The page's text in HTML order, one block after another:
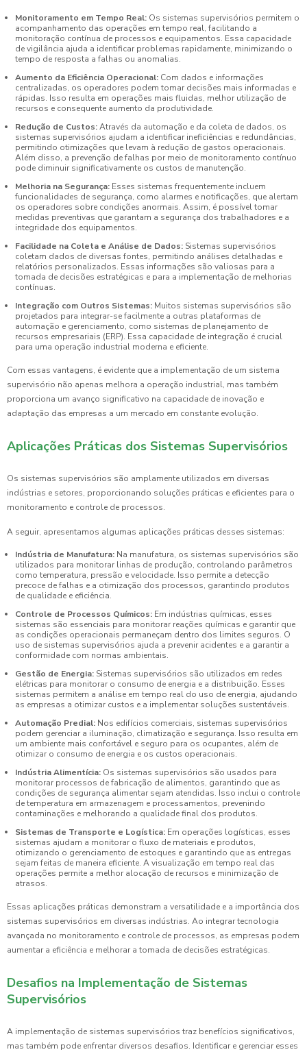
Monitoramento em Tempo Real: Os sistemas supervisórios permitem o
acompanhamento das operações em tempo real, facilitando a
monitoração contínua de processos e equipamentos. Essa capacidade
de vigilância ajuda a identificar problemas rapidamente, minimizando o
tempo de resposta a falhas ou anomalias.
Aumento da Eficiência Operacional: Com dados e informações
centralizadas, os operadores podem tomar decisões mais informadas e
rápidas. Isso resulta em operações mais fluidas, melhor utilização de
recursos e consequente aumento da produtividade.
Redução de Custos:Através da automação e da coleta de dados, os
sistemas supervisórios ajudam a identificar ineficiências e redundâncias,
permitindo otimizações que levam à redução de gastos operacionais.
Além disso, a prevenção de falhas por meio de monitoramento contínuo
pode diminuir significativamente os custos de manutenção.
Melhoria na Segurança: Esses sistemas frequentemente incluem
funcionalidades de segurança, como alarmes e notificações, que alertam
os operadores sobre condições anormais. Assim, é possível tomar
medidas preventivas que garantam a segurança dos trabalhadores e a
integridade dos equipamentos.
Facilidade na Coleta e Análise de Dados: Sistemas supervisórios
coletam dados de diversas fontes, permitindo análises detalhadas e
relatórios personalizados. Essas informações são valiosas para a
tomada de decisões estratégicas e para a implementação de melhorias
contínuas.
Integração com Outros Sistemas: Muitos sistemas supervisórios são
projetados para integrar-se facilmente a outras plataformas de
automação e gerenciamento, como sistemas de planejamento de
recursos empresariais (ERP). Essa capacidade de integração é crucial
para uma operação industrial moderna e eficiente.
Com essas vantagens, é evidente que a implementação de um sistema
supervisório não apenas melhora a operação industrial, mas também
proporciona um avanço significativo na capacidade de inovação e
adaptação das empresas a um mercado em constante evolução.
Aplicações Práticas dos Sistemas Supervisórios
Os sistemas supervisórios são amplamente utilizados em diversas
indústrias e setores, proporcionando soluções práticas e eficientes para o
monitoramento e controle de processos.
A seguir, apresentamos algumas aplicações práticas desses sistemas:
Indústria de Manufatura: Na manufatura, os sistemas supervisórios são
utilizados para monitorar linhas de produção, controlando parâmetros
como temperatura, pressão e velocidade. Isso permite a detecção
precoce de falhas e a otimização dos processos, garantindo produtos
de qualidade e eficiência.
Controle de Processos Químicos: Em indústrias químicas, esses
sistemas são essenciais para monitorar reações químicas e garantir que
as condições operacionais permaneçam dentro dos limites seguros. O
uso de sistemas supervisórios ajuda a prevenir acidentes e a garantir a
conformidade com normas ambientais.
Gestão de Energia: Sistemas supervisórios são utilizados em redes
elétricas para monitorar o consumo de energia e a distribuição. Esses
sistemas permitem a análise em tempo real do uso de energia, ajudando
as empresas a otimizar custos e a implementar soluções sustentáveis.
Automação Predial: Nos edifícios comerciais, sistemas supervisórios
podem gerenciar a iluminação, climatização e segurança. Isso resulta em
um ambiente mais confortável e seguro para os ocupantes, além de
otimizar o consumo de energia e os custos operacionais.
Indústria Alimentícia: Os sistemas supervisórios são usados para
monitorar processos de fabricação de alimentos, garantindo que as
condições de segurança alimentar sejam atendidas. Isso inclui o controle
de temperatura em armazenagem e processamentos, prevenindo
contaminações e melhorando a qualidade final dos produtos.
Sistemas de Transporte e Logística: Em operações logísticas, esses
sistemas ajudam a monitorar o fluxo de materiais e produtos,
otimizando o gerenciamento de estoques e garantindo que as entregas
sejam feitas de maneira eficiente. A visualização em tempo real das
operações permite a melhor alocação de recursos e minimização de
atrasos.
Essas aplicações práticas demonstram a versatilidade e a importância dos
sistemas supervisórios em diversas indústrias. Ao integrar tecnologia
avançada no monitoramento e controle de processos, as empresas podem
aumentar a eficiência e melhorar a tomada de decisões estratégicas.
Desafios na Implementação de Sistemas
Supervisórios
A implementação de sistemas supervisórios traz benefícios significativos,
mas também pode enfrentar diversos desafios. Identificar e gerenciar esses